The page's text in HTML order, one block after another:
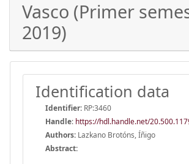
Vasco (Primer
2019)
Identification data
Identifier: RP:3460
Handle: https://hdl.handle.net/
Authors: Lazkano Brotóns, Íñigo
Abstract: